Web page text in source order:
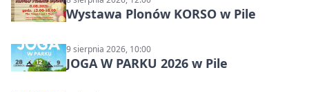
Wystawa Plonów KORSO w Pile
9 sierpnia 2026, 10:00
JOGA W PARKU 2026 w Pile